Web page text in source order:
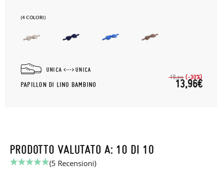
(4 COLORI)
UNICA UNICA
PAPILLON DI LINO BAMBINO
19,95€ (-30%)
13,96€
PRODOTTO VALUTATO A: 10 DI 10
(5 Recensioni)